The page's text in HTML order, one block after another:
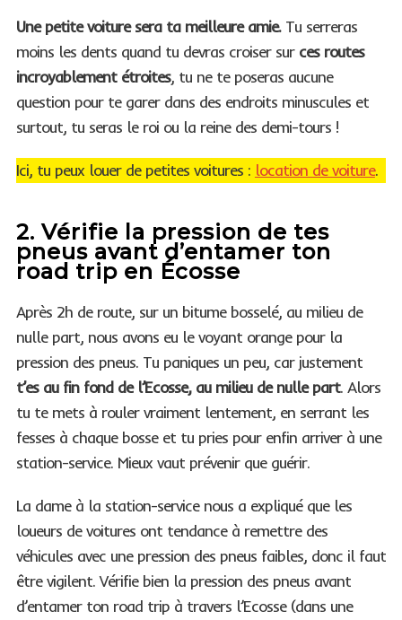
Une petite voiture sera ta meilleure amie.Tu serreras
moins les dents quand tu devras croiser sur ces routes
incroyablement étroites, tu ne te poseras aucune
question pour te garer dans des endroits minuscules et
surtout, tu seras le roi ou la reine des demi-tours !
Ici, tu peux louer de petites voitures : location de voiture.
2. Vérifie la pression de tes
pneus avant d’entamer ton
road trip en Écosse
Après 2h de route, sur un bitume bosselé, au milieu de
nulle part, nous avons eu le voyant orange pour la
pression des pneus. Tu paniques un peu, car justement
t’es au fin fond de l’Ecosse, au milieu de nulle part. Alors
tu te mets à rouler vraiment lentement, en serrant les
fesses à chaque bosse et tu pries pour enfin arriver à une
station-service. Mieux vaut prévenir que guérir.
La dame à la station-service nous a expliqué que les
loueurs de voitures ont tendance à remettre des
véhicules avec une pression des pneus faibles, donc il faut
être vigilent. Vérifie bien la pression des pneus avant
d’entamer ton road trip à travers l’Ecosse (dans une